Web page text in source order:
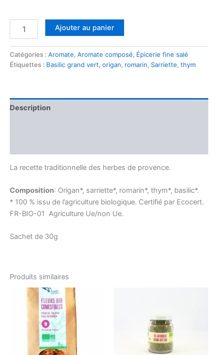
de
Provence
Ajouter au panier
Catégories : Aromate, Aromate composé, Épicerie fine salé
Étiquettes : Basilic grand vert, origan, romarin, Sarriette, thym
Description
La recette traditionnelle des herbes de provence.
Composition: Origan*, sarriette*, romarin*, thym*, basilic*.
* 100 % issu de l’agriculture biologique. Certifié par Ecocert.
FR-BIO-01 Agriculture Ue/non Ue.
Sachet de 30g
Produits similaires